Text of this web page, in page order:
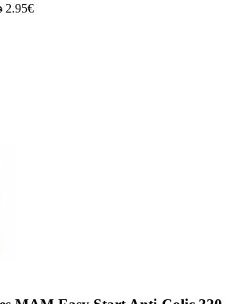
2.95€